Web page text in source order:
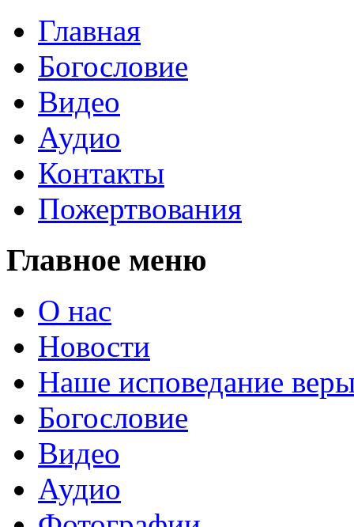
Главная
Богословие
Видео
Аудио
Контакты
Пожертвования
Главное меню
О нас
Новости
Наше исповедание
Богословие
Видео
Аудио